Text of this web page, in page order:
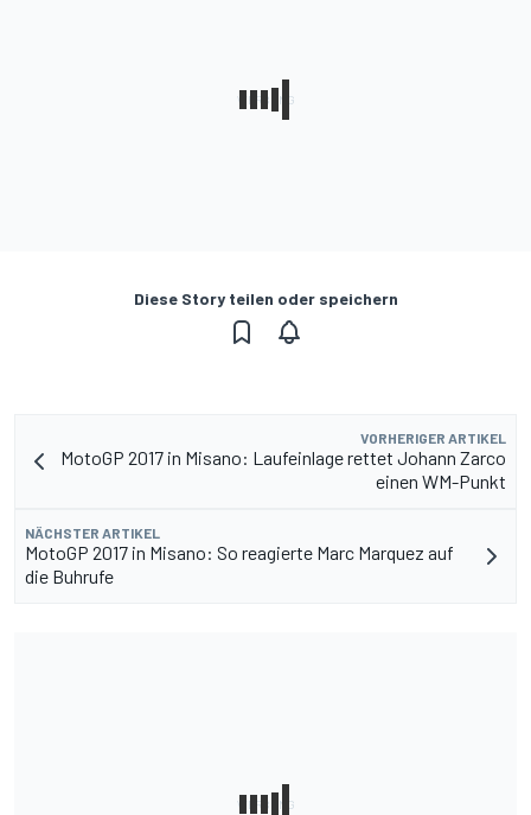
Diese Story teilen oder speichern
VORHERIGER ARTIKEL
MotoGP 2017 in Misano: Laufeinlage rettet Johann Zarco
einen WM-Punkt
NÄCHSTER ARTIKEL
MotoGP 2017 in Misano: So reagierte Marc Marquez auf
die Buhrufe